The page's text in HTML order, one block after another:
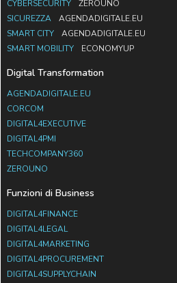
CYBERSECURITY
ZEROUNO
SICUREZZA
AGENDADIGITALE.EU
SMART CITY
AGENDADIGITALE.EU
SMART MOBILITY
ECONOMYUP
Digital Transformation
AGENDADIGITALE.EU
CORCOM
DIGITAL4EXECUTIVE
DIGITAL4PMI
TECHCOMPANY360
ZEROUNO
Funzioni di Business
DIGITAL4FINANCE
DIGITAL4LEGAL
DIGITAL4MARKETING
DIGITAL4PROCUREMENT
DIGITAL4SUPPLYCHAIN